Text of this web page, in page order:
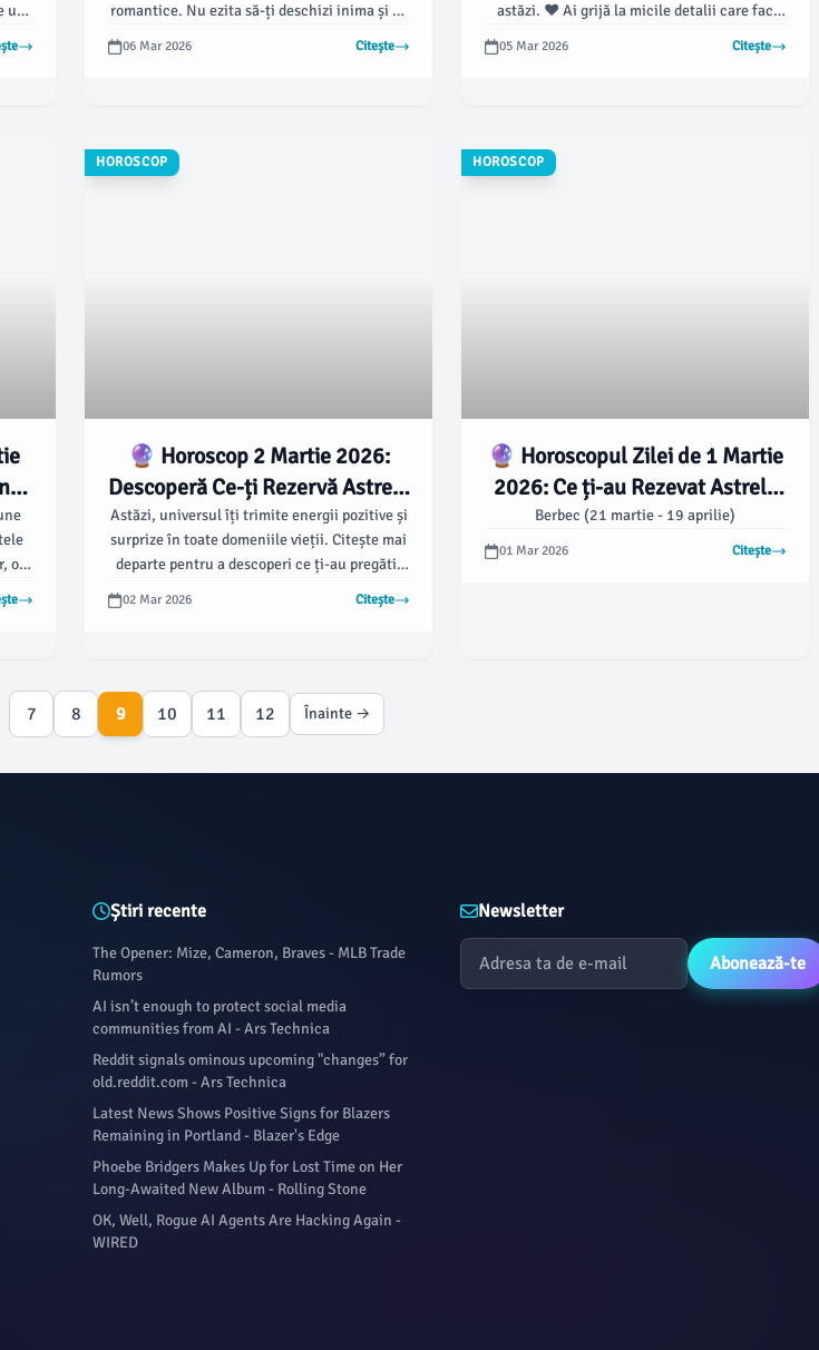
un
romantice. Nu ezita să-ți deschizi inima și să
06 Mar 2026 Citește
astăzi. ❤️ Ai grijă la micile detalii care fac
05 Mar 2026 Citește
o
HOROSCOP
🔮 Horoscop 2 Martie 2026:
Descoperă Ce-ți Rezervă Astrele
în Dragoste, Bani și Sănătate!
Astăzi, universul îți trimite energii pozitive și
surprize în toate domeniile vieții. Citește mai
departe pentru a descoperi ce ți-au pregătit
02 Mar 2026 Citește
HOROSCOP
🔮 Horoscopul Zilei de 1 Martie
2026: Ce ți-au Rezevat Astrele
Azi?
Berbec (21 martie - 19 aprilie)
01 Mar 2026 Citește
7 8 9 10 11 12 Înainte →
Știri recente
The Opener: Mize, Cameron, Braves - MLB Trade
Rumors
AI isn’t enough to protect social media
communities from AI - Ars Technica
Reddit signals ominous upcoming "changes” for
old.reddit.com - Ars Technica
Latest News Shows Positive Signs for Blazers
Remaining in Portland - Blazer's Edge
Phoebe Bridgers Makes Up for Lost Time on Her
Long-Awaited New Album - Rolling Stone
OK, Well, Rogue AI Agents Are Hacking Again -
WIRED
Newsletter
Abonează-te